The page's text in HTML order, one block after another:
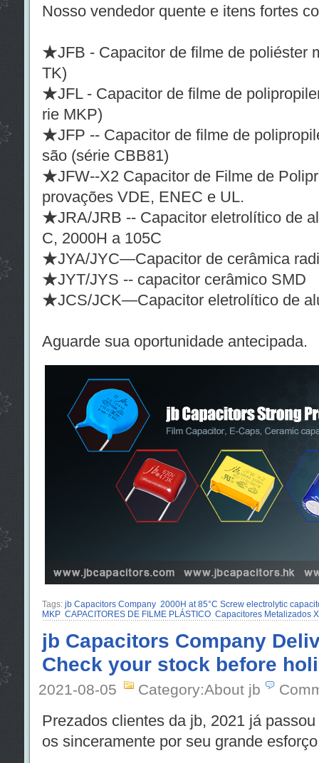
Nosso vendedor quente e itens fortes
★JFB - Capacitor de filme de poliéster
TK)
★JFL - Capacitor de filme de
rie MKP)
★JFP -- Capacitor de filme de
são (série CBB81)
★JFW--X2 Capacitor de Filme de
provações VDE, ENEC e UL.
★JRA/JRB -- Capacitor eletrolítico de
C, 2000H a 105C
★JYA/JYC—Capacitor de cerâmica
★JYT/JYS -- capacitor cerâmico SMD
★JCS/JCK—Capacitor eletrolítico de
Aguarde sua oportunidade antecipada.
Tags: jb Capacitors Company 2000H at 85°C Screw electrolytic
MKP CAPACITORES DE FILME PLÁSTICO Capacitores Metalizados
jb Capacitors Company
Check your stock before
2021-08-05 Category:About jb
Prezados clientes da jb, 2021 já
os sinceramente por seu grande